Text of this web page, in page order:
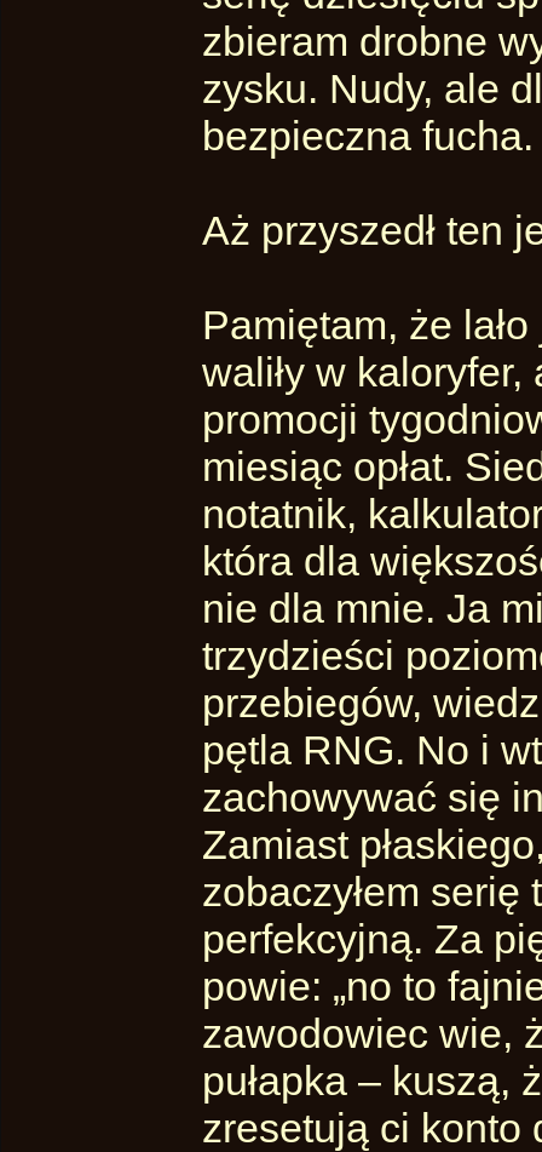
zbieram drobne
zysku. Nudy, ale
bezpieczna fucha.
Aż przyszedł ten
Pamiętam, że
waliły w
promocji
miesiąc opłat.
notatnik,
która dla
nie dla mnie. Ja
trzydzieści
przebiegów,
pętla RNG. No i
zachowywać się
Zamiast
zobaczyłem serię
perfekcyjną. Za
powie: „no to
zawodowiec wie,
pułapka – kuszą,
zresetują ci konto